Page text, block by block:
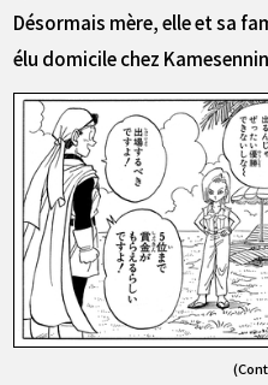
Désormais mère, elle et sa
élu domicile chez